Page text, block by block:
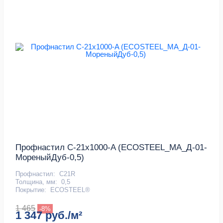
Профнастил С-21x1000-A (ECOSTEEL_MA_Д-01-
МореныйДуб-0,5)
Профнастил: С21R
Толщина, мм: 0,5
Покрытие:
ECOSTEEL®
1 465 -8%
1 347 руб./м²